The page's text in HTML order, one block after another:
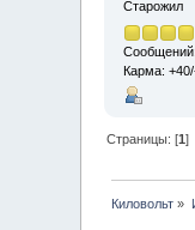
Старожил
Карма:
Страницы: [1]
Киловольт »